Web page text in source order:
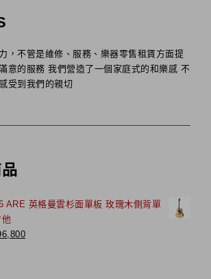
，不管是維修、服務、樂器零售租賃方面提
意的服務 我們營造了一個家庭式的和樂感 不
受到我們的親切
ARE 英格曼雲杉面單板 玫瑰木側背單